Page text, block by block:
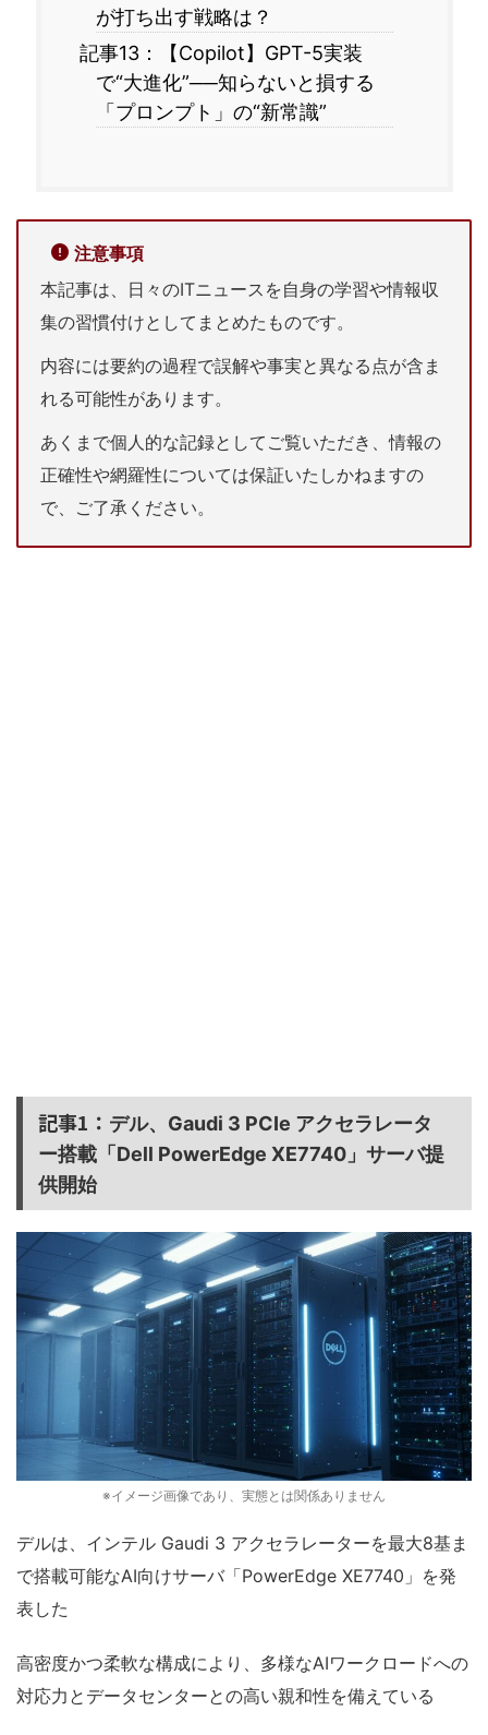
が打ち出す戦略は？
記事13：【Copilot】GPT-5実装
で“大進化”──知らないと損する
「プロンプト」の“新常識”
注意事項
本記事は、日々のITニュースを自身の学習や情報収
集の習慣付けとしてまとめたものです。
内容には要約の過程で誤解や事実と異なる点が含ま
れる可能性があります。
あくまで個人的な記録としてご覧いただき、情報の
正確性や網羅性については保証いたしかねますの
で、ご了承ください。
記事1： デル、Gaudi 3 PCIe アクセラレータ
ー搭載「Dell PowerEdge XE7740」サーバ提
供開始
※イメージ画像であり、実態とは関係ありません
デルは、インテル Gaudi 3 アクセラレーターを最大8基ま
で搭載可能なAI向けサーバ「PowerEdge XE7740」を発
表した
高密度かつ柔軟な構成により、多様なAIワークロードへの
対応力とデータセンターとの高い親和性を備えている